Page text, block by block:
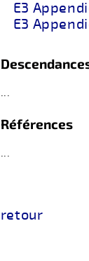
E3
E3
Références
retour